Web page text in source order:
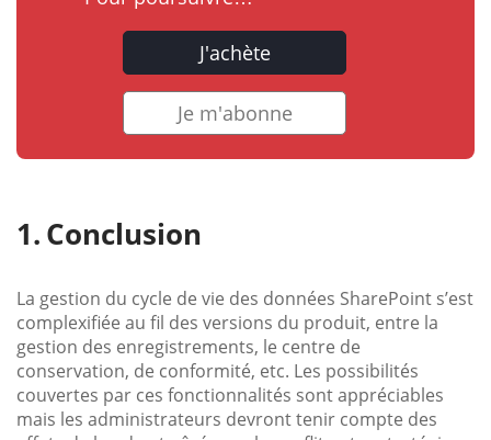
J'achète
Je m'abonne
Conclusion
La gestion du cycle de vie des données SharePoint s’est
complexifiée au fil des versions du produit, entre la
gestion des enregistrements, le centre de
conservation, de conformité, etc. Les possibilités
couvertes par ces fonctionnalités sont appréciables
mais les administrateurs devront tenir compte des